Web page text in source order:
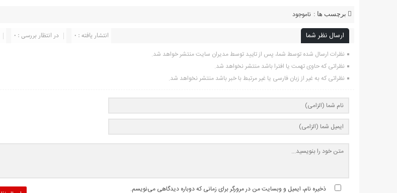
برچسب ها : ناموجود
ارسال نظر شما در انتظار بررسی : 0 انتشار یافته : ۰
نظرات ارسال شده توسط شما، پس از تایید توسط مدیران سایت منتشر خواهد شد.
نظراتی که حاوی تهمت یا افترا باشد منتشر نخواهد شد.
نظراتی که به غیر از زبان فارسی یا غیر مرتبط با خبر باشد منتشر نخواهد شد.
ذخیره نام، ایمیل و وبسایت من در مرورگر برای زمانی که دوباره دیدگاهی می‌نویسم.